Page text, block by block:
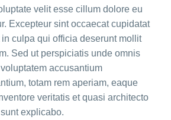
velit esse cillum dolore eu
Excepteur sint occaecat cupidatat
culpa qui officia deserunt mollit
Sed ut perspiciatis unde omnis
accusantium
totam rem aperiam, eaque
veritatis et quasi architecto
explicabo.